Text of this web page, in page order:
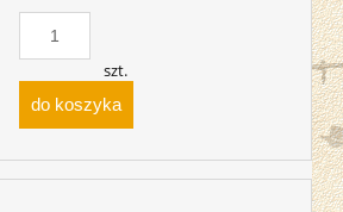
szt.
do koszyka